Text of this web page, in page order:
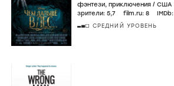
фэнтези, приключения / США
зрители: 5,7 film.ru: 8 IMDb:
СРЕДНИЙ УРОВЕНЬ